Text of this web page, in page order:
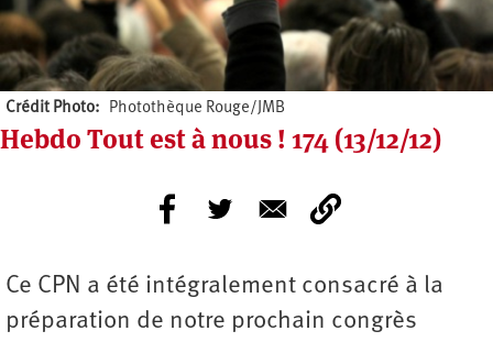
Crédit Photo Photothèque Rouge/JMB
Hebdo Tout est à nous ! 174 (13/12/12)
Ce CPN a été intégralement consacré à la
préparation de notre prochain congrès